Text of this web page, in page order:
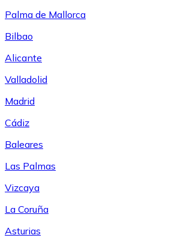
Palma de Mallorca
Bilbao
Alicante
Valladolid
Madrid
Cádiz
Baleares
Las Palmas
Vizcaya
La Coruña
Asturias